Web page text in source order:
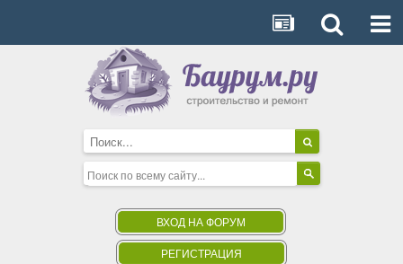
ВХОД НА ФОРУМ
РЕГИСТРАЦИЯ